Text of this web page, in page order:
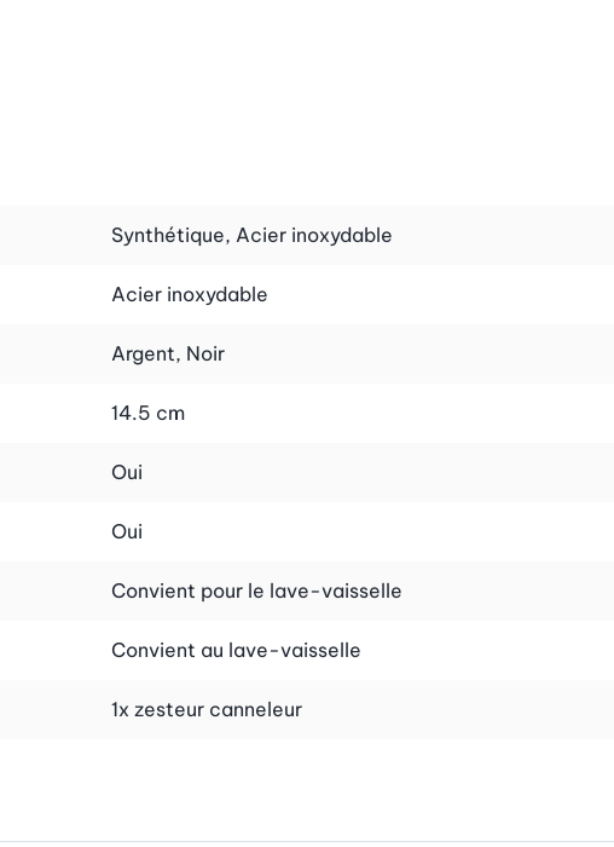
Synthétique, Acier inoxydable
Acier inoxydable
Argent, Noir
14.5 cm
Oui
Oui
Convient pour le lave-vaisselle
Convient au lave-vaisselle
1x zesteur canneleur